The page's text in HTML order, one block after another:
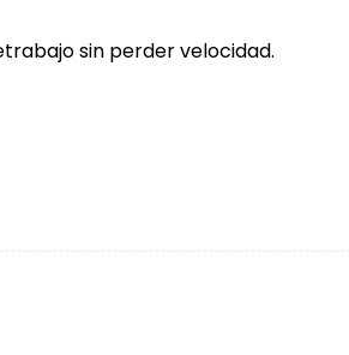
sin perder velocidad.